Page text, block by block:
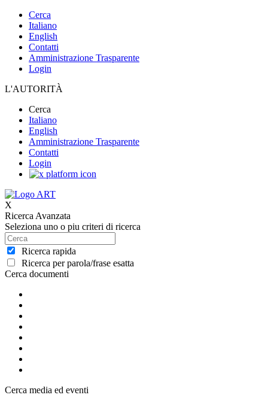
Cerca
Italiano
English
Contatti
Amministrazione Trasparente
Login
L'AUTORITÀ
Cerca
Italiano
English
Amministrazione Trasparente
Contatti
Login
X
Ricerca Avanzata
Seleziona uno o piu criteri di ricerca
Ricerca rapida
Ricerca per parola/frase esatta
Cerca documenti
Cerca media ed eventi